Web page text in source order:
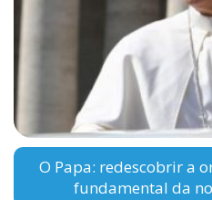
O Papa: redescobrir a
fundamental da